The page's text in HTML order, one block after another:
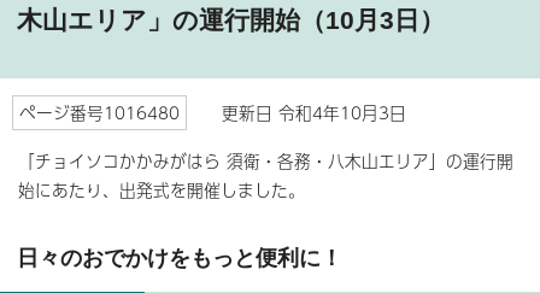
木山エリア」の運行開始（10月3日）
ページ番号1016480
更新日 令和4年10月3日
「チョイソコかかみがはら 須衛・各務・八木山エリア」の運行開
始にあたり、出発式を開催しました。
日々のおでかけをもっと便利に！